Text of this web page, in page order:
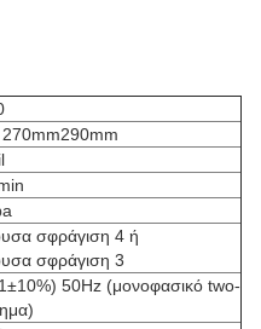
270mm290mm
σφράγιση 4 ή
σφράγιση 3
50Hz (μονοφασικό two-